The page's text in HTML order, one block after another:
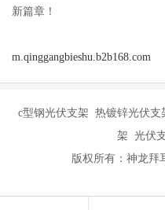
新篇章！
m.qinggangbieshu.b2b168.com
c型钢光伏支架 热镀锌光伏
架 光伏
版权所有：神龙拜